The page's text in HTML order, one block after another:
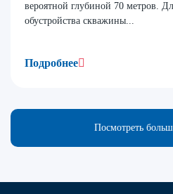
вероятной глубиной 70 метров.
обустройства скважины...
Подробнее
Посмотреть